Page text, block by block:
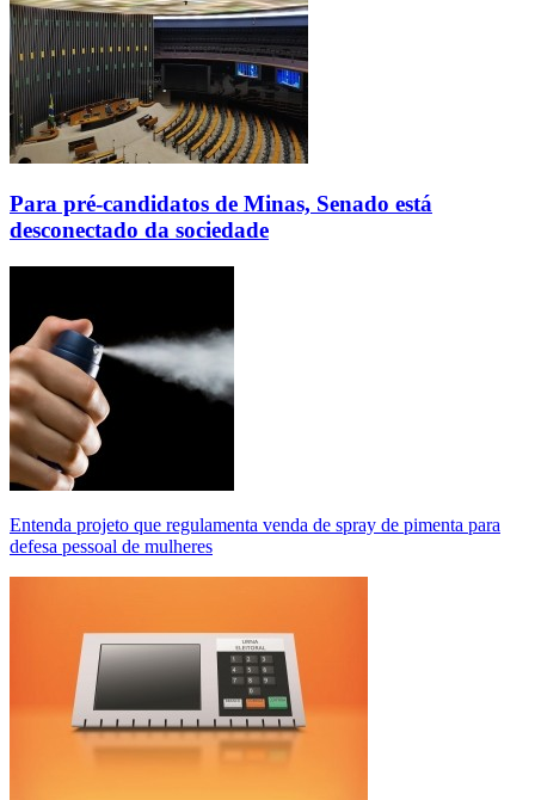
Para pré-candidatos de Minas, Senado está
desconectado da sociedade
Entenda projeto que regulamenta venda de spray de pimenta para
defesa pessoal de mulheres